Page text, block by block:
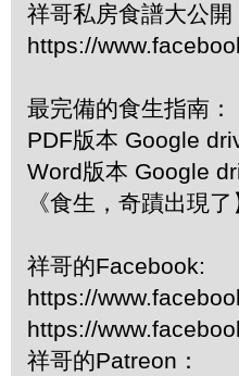
祥哥私房食譜大公開
https://
最完備的食生指南：
PDF版本 Google
Word版本 Google
《食生，奇蹟出現
祥哥的Facebook:
https://
https://
祥哥的Patreon：